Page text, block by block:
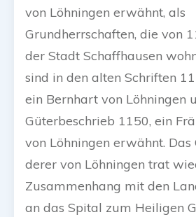
von Löhningen erwähnt, als
Grundherrschaften, die von
der Stadt Schaffhausen
sind in den alten Schriften
ein Bernhart von Löhningen
Güterbeschrieb 1150, ein
von Löhningen erwähnt. Das
derer von Löhningen trat
Zusammenhang mit den
an das Spital zum Heiligen